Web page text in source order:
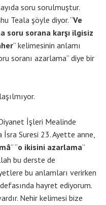
soru sorulmuştur.
Teala şöyle diyor. “Ve
soru sorana karşı ilgisiz
” kelimesinin anlamı
soranı azarlama” diye bir
İşleri Mealinde
İsra Suresi 23. Ayette anne,
” “o ikisini azarlama”
bu derste de
bu anlamları verirken
hayret ediyorum.
Nehir kelimesi bize